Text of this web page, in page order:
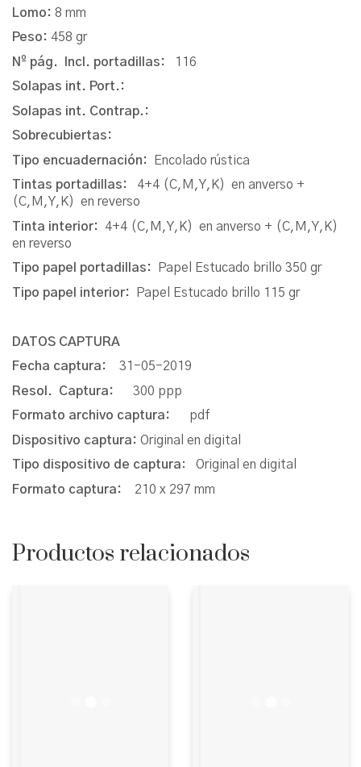
Lomo: 8 mm
Peso: 458 gr
Nº pág. Incl. portadillas:
116
Solapas int. Port.:
Solapas int. Contrap.:
Sobrecubiertas:
Tipo encuadernación:
Encolado rústica
Tintas portadillas: 4+4 (C,M,Y,K) en anverso +
(C,M,Y,K) en reverso
Tinta interior: 4+4 (C,M,Y,K) en anverso + (C,M,Y,K)
en reverso
Tipo papel portadillas:
Papel Estucado brillo 350 gr
Tipo papel interior:
Papel Estucado brillo 115 gr
DATOS CAPTURA
Fecha captura: 31-05-2019
Resol. Captura: 300 ppp
Formato archivo captura: pdf
Dispositivo captura: Original en digital
Tipo dispositivo de captura: Original en digital
Formato captura: 210 x 297 mm
Productos relacionados